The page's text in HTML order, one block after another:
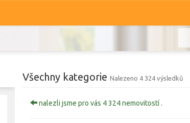
Všechny kategorie Nalezeno 4 324 výsledků
nalezli jsme pro vás 4 324 nemovitostí .